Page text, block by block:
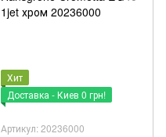
Хит
Доставка - Киев 0 грн!
Артикул: 20236000